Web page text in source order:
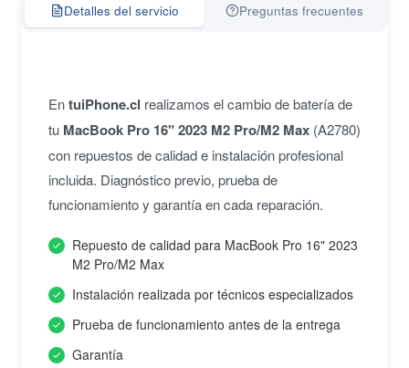
Detalles del servicio Preguntas frecuentes
EntuiPhone.cl realizamos el cambio de batería de
tu MacBook Pro 16" 2023 M2 Pro/M2 Max(A2780)
con repuestos de calidad e instalación profesional
incluida. Diagnóstico previo, prueba de
funcionamiento y garantía en cada reparación.
Repuesto de calidad para MacBook Pro 16" 2023
M2 Pro/M2 Max
Instalación realizada por técnicos especializados
Prueba de funcionamiento antes de la entrega
Garantía